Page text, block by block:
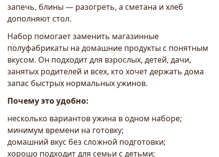
запечь, блины — разогреть, а сметана и хлеб
дополняют стол.
Набор помогает заменить магазинные
полуфабрикаты на домашние продукты с понятным
вкусом. Он подходит для взрослых, детей, дачи,
занятых родителей и всех, кто хочет держать дома
запас быстрых нормальных ужинов.
Почему это удобно:
несколько вариантов ужина в одном наборе;
минимум времени на готовку;
домашний вкус без сложной подготовки;
хорошо подходит для семьи с детьми;